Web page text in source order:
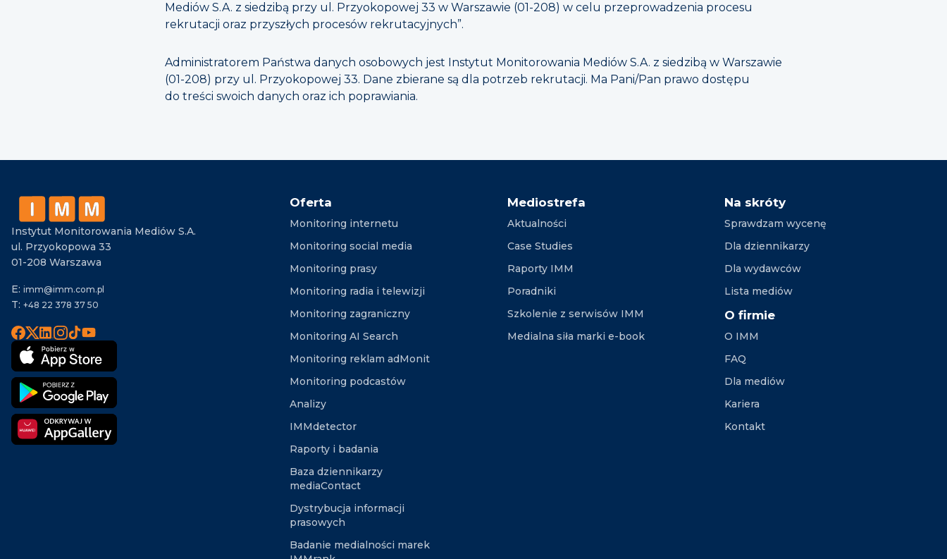
Mediów S.A. z siedzibą przy ul. Przyokopowej 33 w Warszawie (01-208) w celu przeprowadzenia procesu
rekrutacji oraz przyszłych procesów rekrutacyjnych”.
Administratorem Państwa danych osobowych jest Instytut Monitorowania Mediów S.A. z siedzibą w Warszawie
(01-208) przy ul. Przyokopowej 33. Dane zbierane są dla potrzeb rekrutacji. Ma Pani/Pan prawo dostępu
do treści swoich danych oraz ich poprawiania.
Instytut Monitorowania Mediów S.A.
ul. Przyokopowa 33
01-208 Warszawa
E: imm@imm.com.pl
T: +48 22 378 37 50
Oferta
Monitoring internetu
Monitoring social media
Monitoring prasy
Monitoring radia i telewizji
Monitoring zagraniczny
Monitoring AI Search
Monitoring reklam adMonit
Monitoring podcastów
Analizy
IMMdetector
Raporty i badania
Baza dziennikarzy
mediaContact
Dystrybucja informacji
prasowych
Badanie medialności marek
Mediostrefa
Aktualności
Case Studies
Raporty IMM
Poradniki
Szkolenie z serwisów IMM
Medialna siła marki e-book
Na skróty
Sprawdzam wycenę
Dla dziennikarzy
Dla wydawców
Lista mediów
O firmie
O IMM
FAQ
Dla mediów
Kariera
Kontakt